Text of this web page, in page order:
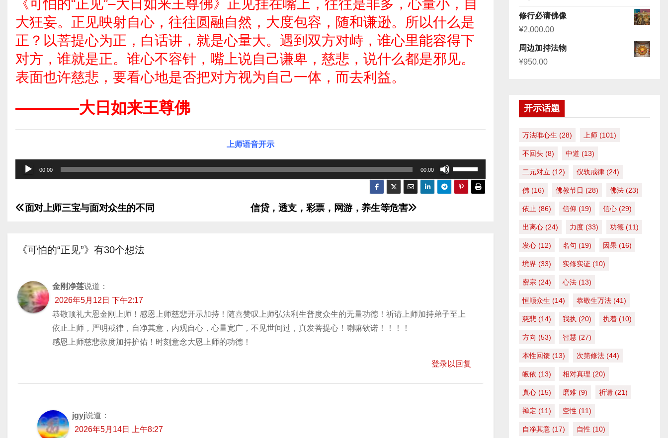
《可怕的“正见”–大日如来王尊佛》正见挂在嘴上，往往是非多，心量小，自
大狂妄。正见映射自心，往往圆融自然，大度包容，随和谦逊。所以什么是
正？以菩提心为正，白话讲，就是心量大。遇到双方对峙，谁心里能容得下
对方，谁就是正。谁心不容针，嘴上说自己谦卑，慈悲，说什么都是邪见。
表面也许慈悲，要看心地是否把对方视为自己一体，而去利益。
————大日如来王尊佛
上师语音开示
频
放
00:00 00:00
使
用
上
或
音
文
导
信贷，透支，彩票，网游，养生等危害
面对上师三宝与面对众生的不同
《可怕的“正见”》有30个想法
金刚净莲说道：
2026年5月12日 下午2:17
恭敬顶礼大恩金刚上师！感恩上师慈悲开示加持！随喜赞叹上师弘法利生普度众生的无量功德！祈请上师加持弟子至上
依止上师，严明戒律，自净其意，内观自心，心量宽广，不见世间过，真发菩提心！喇嘛钦诺！！！！
感恩上师慈悲救度加持护佑！时刻意念大恩上师的功德！
登录以回复
jgyj说道：
2026年5月14日 上午8:27
修行必请佛像
¥2,000.00
周边加持法物
¥950.00
开示话题
万法唯心生 (28) 上师 (101)
不回头 (8) 中道 (13)
二元对立 (12) 仪轨戒律 (24)
佛 (16) 佛教节日 (28) 佛法 (23)
依止 (86) 信仰 (19) 信心 (29)
出离心 (24) 力度 (33) 功德 (11)
发心 (12) 名句 (19) 因果 (16)
境界 (33) 实修实证 (10)
密宗 (24) 心法 (13)
恒顺众生 (14) 恭敬生万法 (41)
慈悲 (14) 我执 (20) 执着 (10)
方向 (53) 智慧 (27)
本性回馈 (13) 次第修法 (44)
皈依 (13) 相对真理 (20)
真心 (15) 磨难 (9) 祈请 (21)
禅定 (11) 空性 (11)
自净其意 (17) 自性 (10)